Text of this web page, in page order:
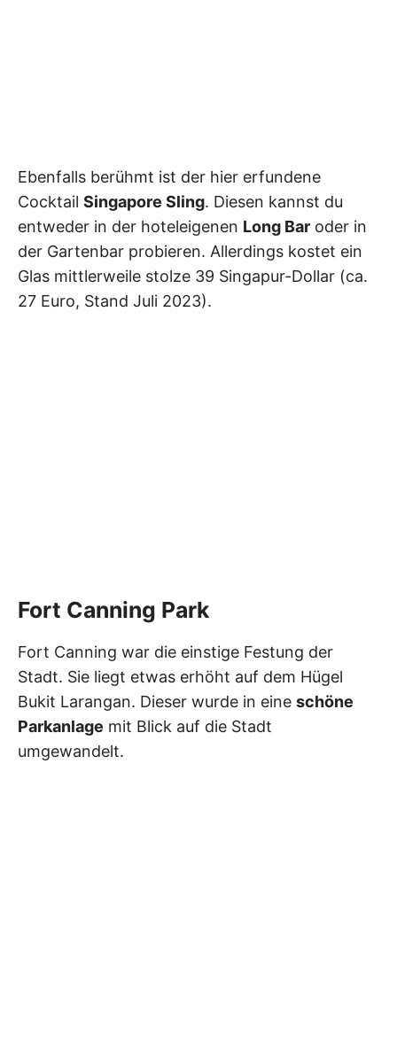
Ebenfalls berühmt ist der hier erfundene
Cocktail Singapore Sling. Diesen kannst du
entweder in der hoteleigenen Long Bar oder in
der Gartenbar probieren. Allerdings kostet ein
Glas mittlerweile stolze 39 Singapur-Dollar (ca.
27 Euro, Stand Juli 2023).
Fort Canning Park
Fort Canning war die einstige Festung der
Stadt. Sie liegt etwas erhöht auf dem Hügel
Bukit Larangan. Dieser wurde in eine schöne
Parkanlage mit Blick auf die Stadt
umgewandelt.